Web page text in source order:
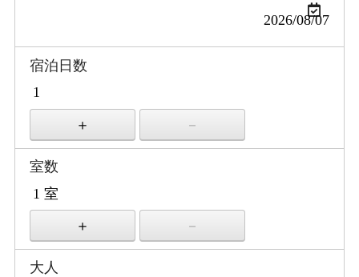
宿泊日数
室数
大人